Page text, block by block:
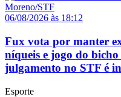
06/08/2026 às 18:12
Fux vota por manter
níqueis e jogo do
julgamento no STF é
Esporte